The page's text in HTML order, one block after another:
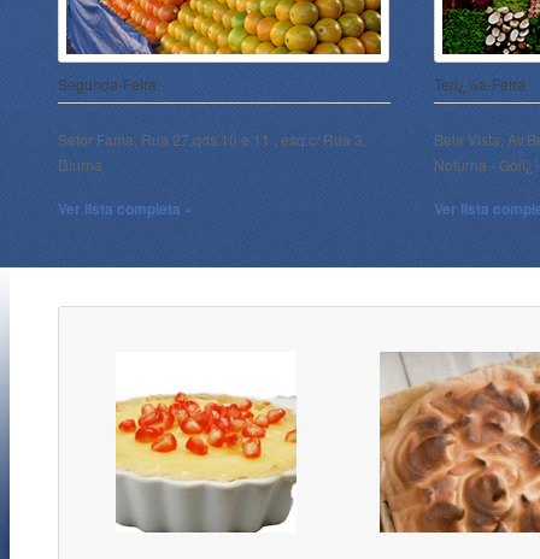
Segunda-Feira
Setor Fama, Rua 27,qds.10 e 11 , esq.c/ Rua 3,
Diurna
Ver lista completa »
Terï¿½a-Feira
Bela Vista,
Noturna -
Ver lista